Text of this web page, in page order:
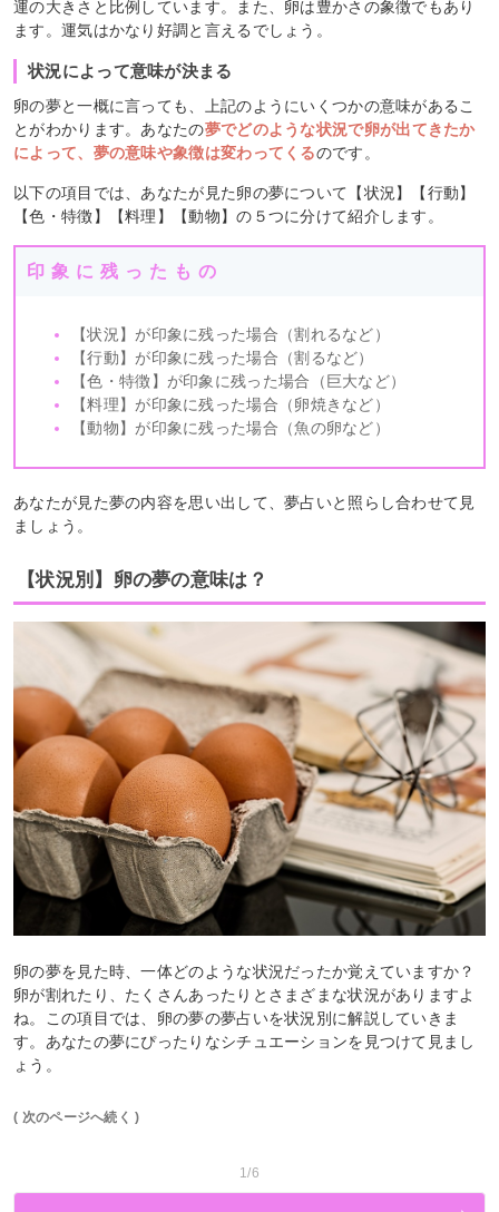
運の大きさと比例しています。また、卵は豊かさの象徴でもあり
ます。運気はかなり好調と言えるでしょう。
状況によって意味が決まる
卵の夢と一概に言っても、上記のようにいくつかの意味があるこ
とがわかります。あなたの夢でどのような状況で卵が出てきたか
によって、夢の意味や象徴は変わってくるのです。
以下の項目では、あなたが見た卵の夢について【状況】【行動】
【色・特徴】【料理】【動物】の５つに分けて紹介します。
印象に残ったもの
【状況】が印象に残った場合（割れるなど）
【行動】が印象に残った場合（割るなど）
【色・特徴】が印象に残った場合（巨大など）
【料理】が印象に残った場合（卵焼きなど）
【動物】が印象に残った場合（魚の卵など）
あなたが見た夢の内容を思い出して、夢占いと照らし合わせて見
ましょう。
【状況別】卵の夢の意味は？
卵の夢を見た時、一体どのような状況だったか覚えていますか？
卵が割れたり、たくさんあったりとさまざまな状況がありますよ
ね。この項目では、卵の夢の夢占いを状況別に解説していきま
す。あなたの夢にぴったりなシチュエーションを見つけて見まし
ょう。
( 次のページへ続く )
1/6